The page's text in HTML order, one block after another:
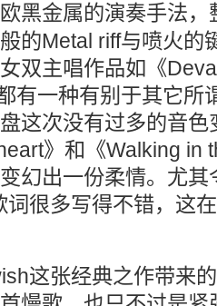
黑金属的演奏手法
的Metal riff与喷火的
双主唱作品如《
有一种有别于其它所
这次没有过多的音
》和《Walking in
幻出一份柔情。尤其
词很多写得不错，这
这张经典之作带来